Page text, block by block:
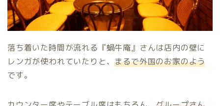
落ち着いた時間が流れる『蝸牛庵』さんは店内の壁に
レンガが使われていたりと、まるで外国のお家のよう
です。